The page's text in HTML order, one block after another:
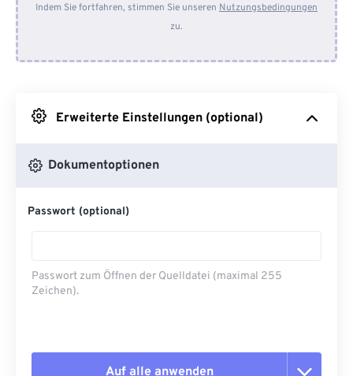
Von Dropbox
Indem Sie fortfahren, stimmen Sie unseren Nutzungsbedingungen
zu.
Erweiterte Einstellungen (optional)
Dokumentoptionen
Passwort (optional)
Passwort zum Öffnen der Quelldatei (maximal 255
Zeichen).
Auf alle anwenden